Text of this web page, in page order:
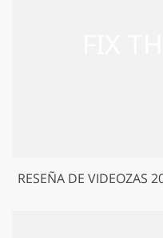
RESEÑA DE VIDEOZAS